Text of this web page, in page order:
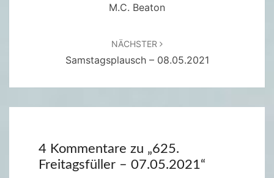
M.C. Beaton
NÄCHSTER
Samstagsplausch – 08.05.2021
4 Kommentare zu „625.
Freitagsfüller – 07.05.2021“